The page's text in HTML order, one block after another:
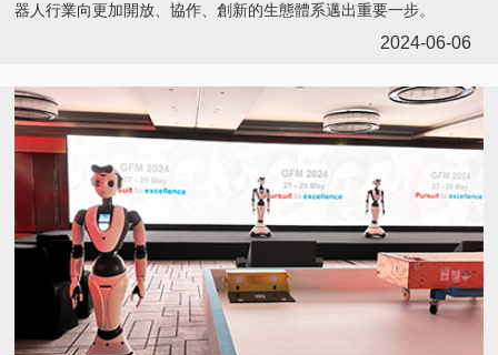
器人行業向更加開放、協作、創新的生態體系邁出重要一步。
2024-06-06